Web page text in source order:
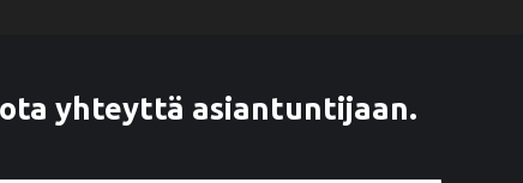
yhteyttä asiantuntijaan.